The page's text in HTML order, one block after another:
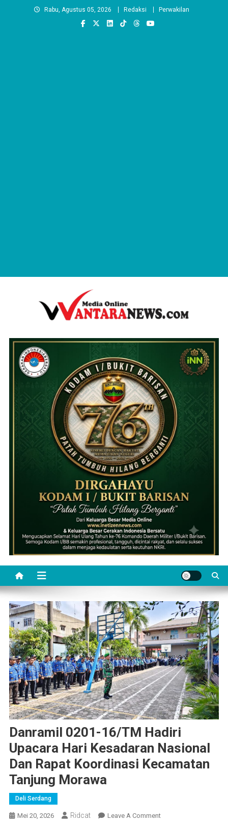
Rabu, Agustus 05, 2026 Redaksi Perwakilan
wantaranews.com
Danramil 0201-16/TM Hadiri
Upacara Hari Kesadaran Nasional
Dan Rapat Koordinasi Kecamatan
Tanjung Morawa
Deli Serdang
Mei 20, 2026 Ridcat Leave A CommentOn